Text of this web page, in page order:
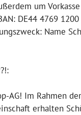
um
DE44 4769
Name
AG! Im Rahmen der
erhalten